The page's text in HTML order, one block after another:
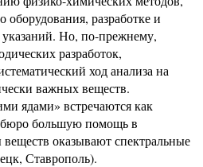
разработке и
Но, по-прежнему,
разработок,
ход анализа на
важных веществ.
ядами» встречаются как
большую помощь в
оказывают спектральные
Ставрополь).